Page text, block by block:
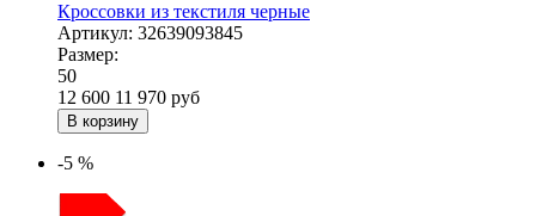
Кроссовки из текстиля черные
Артикул: 32639093845
Размер:
50
12 600 11 970 руб
В корзину
-5 %